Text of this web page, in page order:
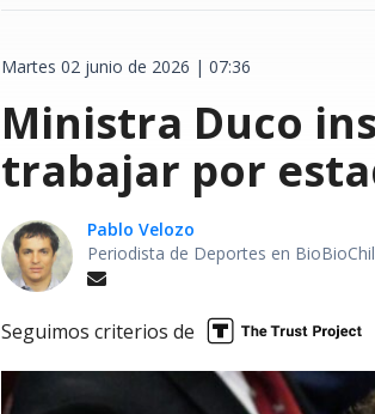
Martes 02 junio de 2026 | 07:36
Ministra Duco
trabajar por
Pablo Velozo
Periodista de Deportes en
Seguimos criterios de